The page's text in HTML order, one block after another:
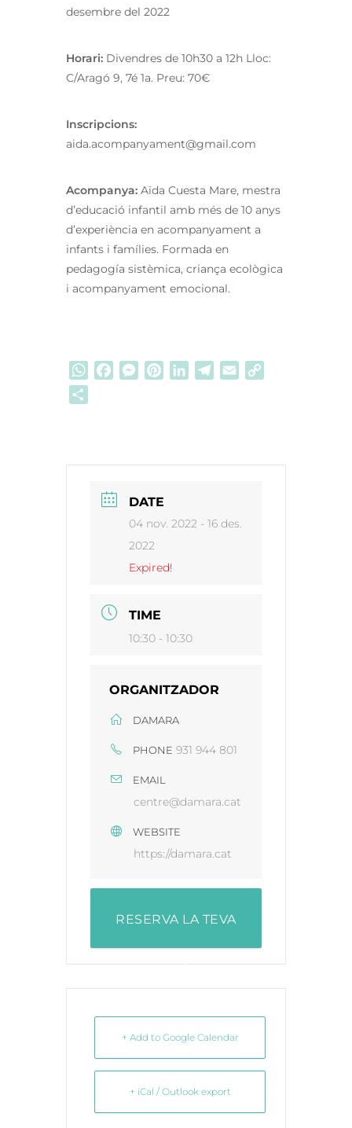
desembre del 2022
Horari: Divendres de 10h30 a 12h Lloc:
C/Aragó 9, 7é 1a. Preu: 70€
Inscripcions:
aida.acompanyament@gmail.com
Acompanya: Aïda Cuesta Mare, mestra
d’educació infantil amb més de 10 anys
d’experiència en acompanyament a
infants i famílies. Formada en
pedagogía sistèmica, criança ecològica
i acompanyament emocional.
WhatsApp
Facebook
Messenger
PinterestLinkedInTelegram
Email
DATE
04 nov. 2022 - 16 des.
2022
Expired!
TIME
10:30 - 10:30
ORGANITZADOR
DAMARA
PHONE 931 944 801
EMAIL
centre@damara.cat
WEBSITE
https://damara.cat
RESERVA LA TEVA
+ Add to Google Calendar
+ iCal / Outlook export